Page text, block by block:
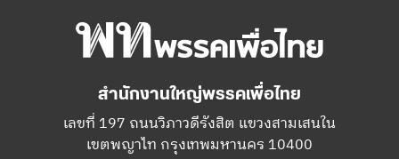
สำนักงานใหญ่พรรคเพื่อไทย
เลขที่ 197 ถนนวิภาวดีรังสิต แขวงสามเสนใน
เขตพญาไท กรุงเทพมหานคร 10400